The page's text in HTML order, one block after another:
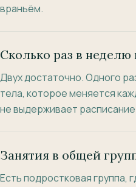
враньём.
Сколько раз в неделю
Двух достаточно. Одного
тела, которое меняется
не выдерживает
Занятия в общей
Есть подростковая группа,